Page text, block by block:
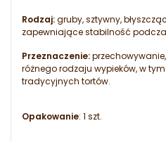
Rodzaj:gruby, sztywny,
zapewniające stabilność
Przeznaczenie:
różnego rodzaju wypieków, w
tradycyjnych tortów.
Opakowanie: 1 szt.